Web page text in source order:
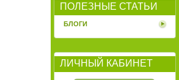
ПОЛЕЗНЫЕ СТАТЬИ
БЛОГИ
ЛИЧНЫЙ КАБИНЕТ